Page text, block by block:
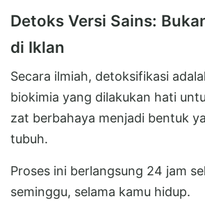
Detoks Versi Sains:
di Iklan
Secara ilmiah, detoksifikasi
biokimia yang dilakukan hati
zat berbahaya menjadi bentuk
tubuh.
Proses ini berlangsung 24 jam
seminggu, selama kamu hidup.